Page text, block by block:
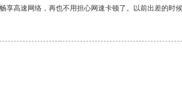
高速网络，再也不用担心网速卡顿了。以前出差的时